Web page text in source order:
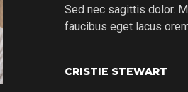
Sed nec sagittis dolor.
faucibus eget lacus
CRISTIE STEWART